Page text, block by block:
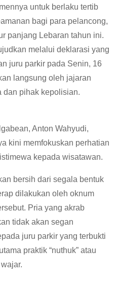
untuk berlaku tertib
bagi para pelancong,
panjang Lebaran tahun ini.
melalui deklarasi yang
juru parkir pada Senin, 16
langsung oleh jajaran
dan pihak kepolisian.
Anton Wahyudi,
kini memfokuskan perhatian
kepada wisatawan.
bersih dari segala bentuk
dilakukan oleh oknum
Pria yang akrab
tidak akan segan
juru parkir yang terbukti
praktik “nuthuk” atau